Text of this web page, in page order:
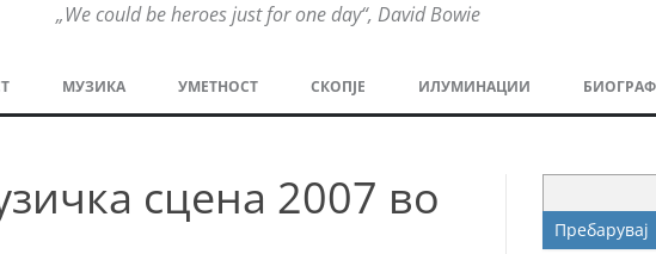
„We could be heroes just for one day“, David Bowie
содржината
МУЗИКА УМЕТНОСТ
ТЕАТАР
СКОПЈЕ ИЛУМИНАЦИИ
СПОРТ
сцена 2007 во
за: